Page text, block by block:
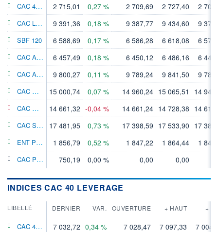
CAC 40 ESG
2 715,01 0,27 % 2 709,69 2 727,40
2
CAC Large 60
9 391,36 0,18 % 9 387,77 9 434,60 9
SBF 120 6 588,69 0,17 % 6 586,28 6 618,08
6
CAC All-Tradable
6 457,49 0,18 % 6 450,12 6 486,16
6
CAC All-Share
9 800,27 0,11 % 9 789,24 9 841,50
9
CAC Mid & Small
15 000,74 0,07 % 14 960,24 15 065,51
14
CAC Mid 60
14 661,32 -0,04 % 14 661,24 14 728,38 14
CAC Small
17 481,95 0,73 % 17 398,59 17 533,90 17
ENT PEA PME 150
1 856,79 0,52 % 1 847,22 1 864,44
1
CAC PME
750,19 0,00 % 0,00 0,00
INDICES CAC 40 LEVERAGE
LIBELLÉ DERNIER VAR. OUVERTURE + HAUT +
CAC 40 Leverage NR 7 032,72 0,34 % 7 028,47 7 097,33
7